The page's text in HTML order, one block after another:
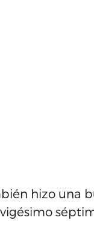
hizo una